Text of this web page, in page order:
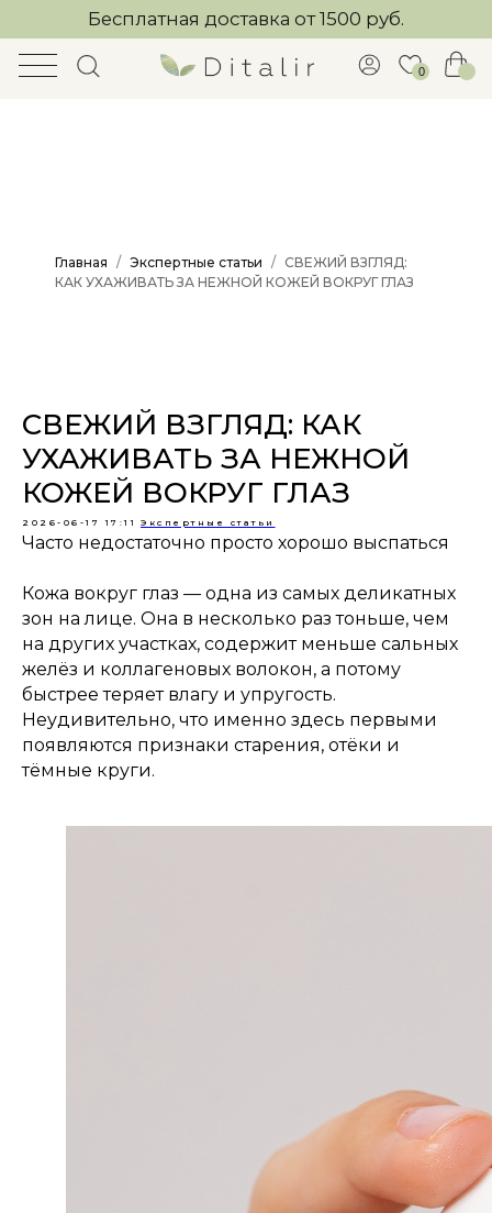
Бесплатная доставка от 1500 руб.
Главная Экспертные статьи
СВЕЖИЙ ВЗГЛЯД:
КАК УХАЖИВАТЬ ЗА НЕЖНОЙ КОЖЕЙ ВОКРУГ ГЛАЗ
СВЕЖИЙ ВЗГЛЯД: КАК
УХАЖИВАТЬ ЗА НЕЖНОЙ
КОЖЕЙ ВОКРУГ ГЛАЗ
2026-06-17 17:11 Экспертные статьи
Часто недостаточно просто хорошо выспаться
Кожа вокруг глаз — одна из самых деликатных
зон на лице. Она в несколько раз тоньше, чем
на других участках, содержит меньше сальных
желёз и коллагеновых волокон, а потому
быстрее теряет влагу и упругость.
Неудивительно, что именно здесь первыми
появляются признаки старения, отёки и
тёмные круги.